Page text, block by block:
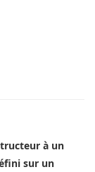
à un
sur un